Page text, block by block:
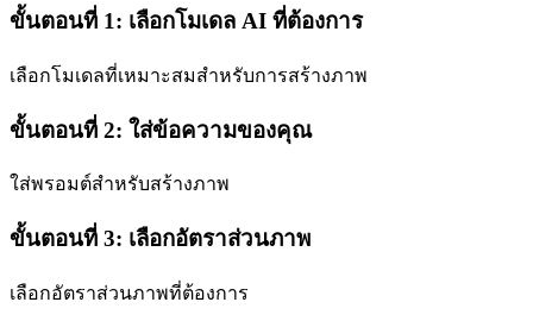
ขั้นตอนที่ 1: เลือกโมเดล AI ที่ต้องการ
เลือกโมเดลที่เหมาะสมสำหรับการสร้างภาพ
ขั้นตอนที่ 2: ใส่ข้อความของคุณ
ใส่พรอมต์สำหรับสร้างภาพ
ขั้นตอนที่ 3: เลือกอัตราส่วนภาพ
เลือกอัตราส่วนภาพที่ต้องการ